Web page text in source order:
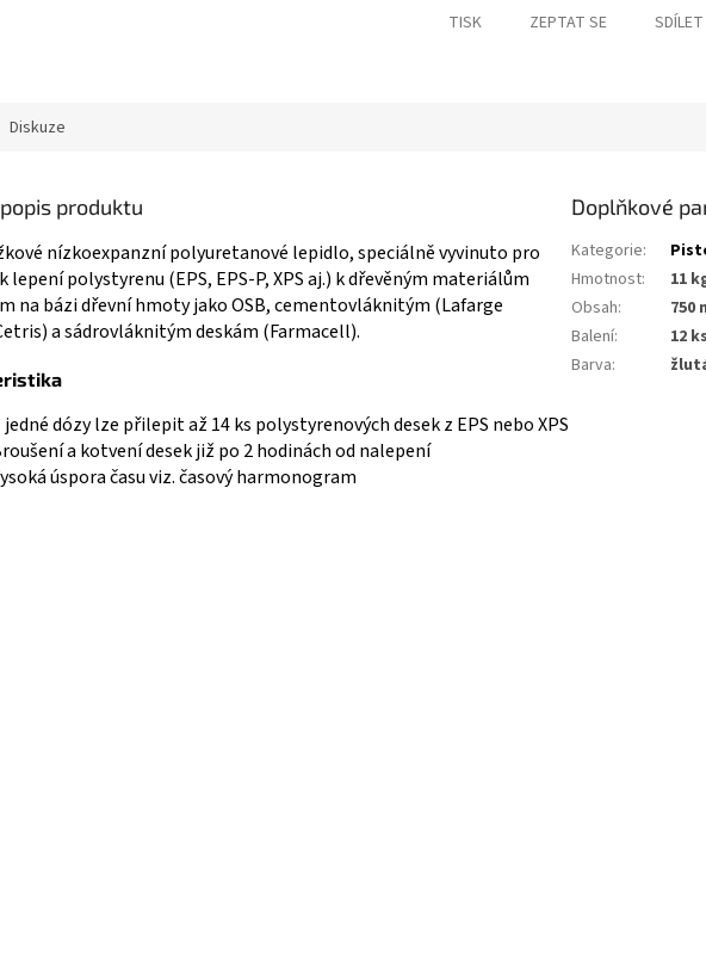
TISK ZEPTAT SE SDÍLET
Diskuze
produktu
nízkoexpanzní polyuretanové lepidlo, speciálně vyvinuto pro
lepení polystyrenu (EPS, EPS-P, XPS aj.) k dřevěným materiálům
na bázi dřevní hmoty jako OSB, cementovláknitým (Lafarge
a sádrovláknitým deskám (Farmacell).
jedné dózy lze přilepit až 14 ks polystyrenových desek z EPS nebo XPS
a kotvení desek již po 2 hodinách od nalepení
úspora času viz. časový harmonogram
Doplňkové
Kategorie:
Hmotnost:
11
Obsah:
750
Balení:
12 ks
Barva: